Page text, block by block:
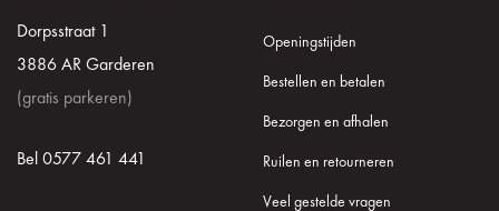
Dorpsstraat 1
3886 AR Garderen
(gratis parkeren)
Bel 0577 461 441
Openingstijden
Bestellen en betalen
Bezorgen en afhalen
Ruilen en retourneren
Veel gestelde vragen